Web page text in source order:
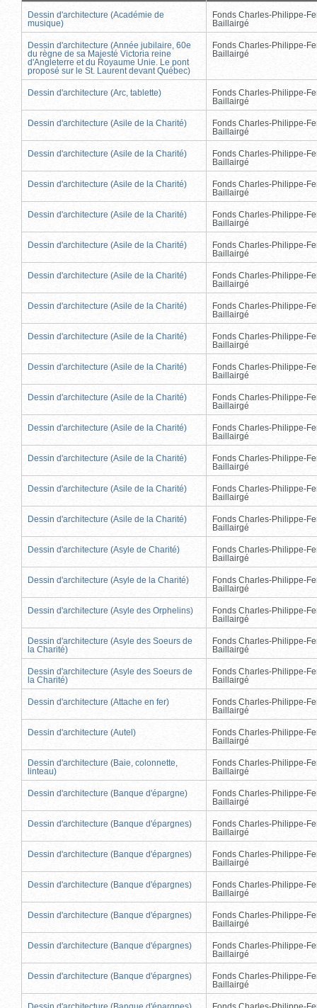
Dessin d'architecture (Académie de
musique)
Fonds Charles-Philippe-
Baillairgé
Dessin d'architecture (Année jubilaire, 60e
du règne de sa Majesté Victoria reine
d'Angleterre et du Royaume Unie. Le pont
proposé sur le St. Laurent devant Québec)
Fonds Charles-Philippe-
Baillairgé
Dessin d'architecture (Arc, tablette)
Fonds Charles-Philippe-
Baillairgé
Dessin d'architecture (Asile de la Charité)
Fonds Charles-Philippe-
Baillairgé
Dessin d'architecture (Asile de la Charité)
Fonds Charles-Philippe-
Baillairgé
Dessin d'architecture (Asile de la Charité)
Fonds Charles-Philippe-
Baillairgé
Dessin d'architecture (Asile de la Charité)
Fonds Charles-Philippe-
Baillairgé
Dessin d'architecture (Asile de la Charité)
Fonds Charles-Philippe-
Baillairgé
Dessin d'architecture (Asile de la Charité)
Fonds Charles-Philippe-
Baillairgé
Dessin d'architecture (Asile de la Charité)
Fonds Charles-Philippe-
Baillairgé
Dessin d'architecture (Asile de la Charité)
Fonds Charles-Philippe-
Baillairgé
Dessin d'architecture (Asile de la Charité)
Fonds Charles-Philippe-
Baillairgé
Dessin d'architecture (Asile de la Charité)
Fonds Charles-Philippe-
Baillairgé
Dessin d'architecture (Asile de la Charité)
Fonds Charles-Philippe-
Baillairgé
Dessin d'architecture (Asile de la Charité)
Fonds Charles-Philippe-
Baillairgé
Dessin d'architecture (Asile de la Charité)
Fonds Charles-Philippe-
Baillairgé
Dessin d'architecture (Asile de la Charité)
Fonds Charles-Philippe-
Baillairgé
Dessin d'architecture (Asyle de Charité)
Fonds Charles-Philippe-
Baillairgé
Dessin d'architecture (Asyle de la Charité)
Fonds Charles-Philippe-
Baillairgé
Dessin d'architecture (Asyle des Orphelins)
Fonds Charles-Philippe-
Baillairgé
Dessin d'architecture (Asyle des Soeurs de
la Charité)
Fonds Charles-Philippe-
Baillairgé
Dessin d'architecture (Asyle des Soeurs de
la Charité)
Fonds Charles-Philippe-
Baillairgé
Dessin d'architecture (Attache en fer)
Fonds Charles-Philippe-
Baillairgé
Dessin d'architecture (Autel)
Fonds Charles-Philippe-
Baillairgé
Dessin d'architecture (Baie, colonnette,
linteau)
Fonds Charles-Philippe-
Baillairgé
Dessin d'architecture (Banque d'épargne)
Fonds Charles-Philippe-
Baillairgé
Dessin d'architecture (Banque d'épargnes)
Fonds Charles-Philippe-
Baillairgé
Dessin d'architecture (Banque d'épargnes)
Fonds Charles-Philippe-
Baillairgé
Dessin d'architecture (Banque d'épargnes)
Fonds Charles-Philippe-
Baillairgé
Dessin d'architecture (Banque d'épargnes)
Fonds Charles-Philippe-
Baillairgé
Dessin d'architecture (Banque d'épargnes)
Fonds Charles-Philippe-
Baillairgé
Dessin d'architecture (Banque d'épargnes)
Fonds Charles-Philippe-
Baillairgé